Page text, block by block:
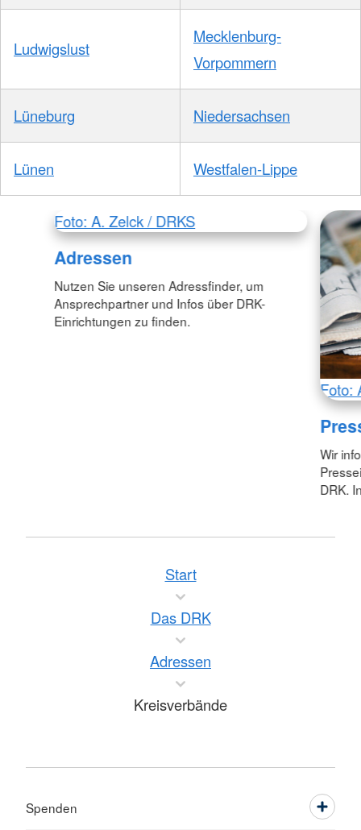
Ludwigslust
Mecklenburg-
Vorpommern
Lüneburg Niedersachsen
Lünen Westfalen-Lippe
Foto: A. Zelck / DRKS
Adressen
Nutzen Sie unseren Adressfinder, um
Ansprechpartner und Infos über DRK-
Einrichtungen zu finden.
Foto:
Wir
DRK.
Start
Das DRK
Adressen
Kreisverbände
Spenden